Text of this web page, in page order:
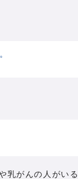
乳がんの人がい